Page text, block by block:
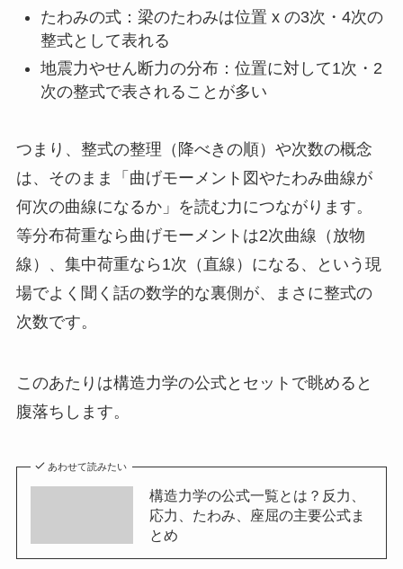
たわみの式：梁のたわみは位置 x の3次・4次の
整式として表れる
地震力やせん断力の分布：位置に対して1次・2
次の整式で表されることが多い
つまり、整式の整理（降べきの順）や次数の概念
は、そのまま「曲げモーメント図やたわみ曲線が
何次の曲線になるか」を読む力につながります。
等分布荷重なら曲げモーメントは2次曲線（放物
線）、集中荷重なら1次（直線）になる、という現
場でよく聞く話の数学的な裏側が、まさに整式の
次数です。
このあたりは構造力学の公式とセットで眺めると
腹落ちします。
あわせて読みたい
構造力学の公式一覧とは？反力、
応力、たわみ、座屈の主要公式ま
とめ